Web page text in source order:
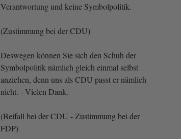
Verantwortung und keine Symbolpolitik.
(Zustimmung bei der CDU)
Deswegen können Sie sich den Schuh der
Symbolpolitik nämlich gleich einmal selbst
anziehen, denn uns als CDU passt er nämlich
nicht. - Vielen Dank.
(Beifall bei der CDU - Zustimmung bei der
FDP)